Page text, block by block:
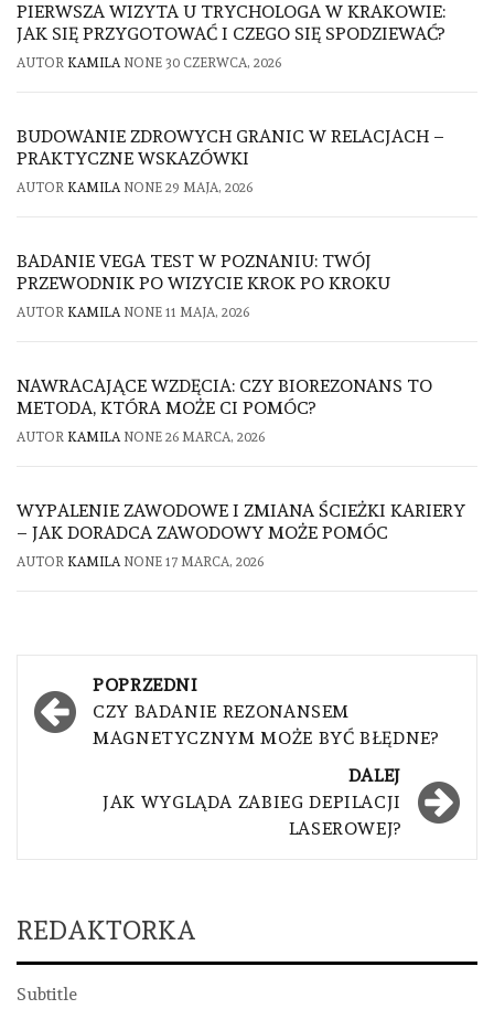
PIERWSZA WIZYTA U TRYCHOLOGA W KRAKOWIE:
JAK SIĘ PRZYGOTOWAĆ I CZEGO SIĘ SPODZIEWAĆ?
AUTOR KAMILA NONE 30 CZERWCA, 2026
BUDOWANIE ZDROWYCH GRANIC W RELACJACH –
PRAKTYCZNE WSKAZÓWKI
AUTOR KAMILA NONE 29 MAJA, 2026
BADANIE VEGA TEST W POZNANIU: TWÓJ
PRZEWODNIK PO WIZYCIE KROK PO KROKU
AUTOR KAMILA NONE 11 MAJA, 2026
NAWRACAJĄCE WZDĘCIA: CZY BIOREZONANS TO
METODA, KTÓRA MOŻE CI POMÓC?
AUTOR KAMILA NONE 26 MARCA, 2026
WYPALENIE ZAWODOWE I ZMIANA ŚCIEŻKI KARIERY
– JAK DORADCA ZAWODOWY MOŻE POMÓC
AUTOR KAMILA NONE 17 MARCA, 2026
Nawigacja
wpisu
POPRZEDNI
CZY BADANIE REZONANSEM
MAGNETYCZNYM MOŻE BYĆ BŁĘDNE?
DALEJ
JAK WYGLĄDA ZABIEG DEPILACJI
LASEROWEJ?
REDAKTORKA
Subtitle